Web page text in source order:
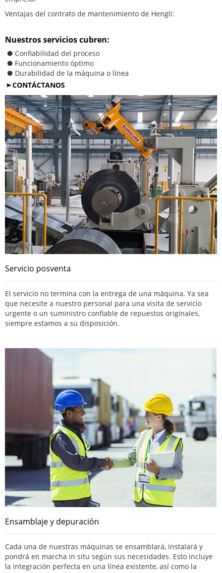
Ventajas del contrato de mantenimiento de Hengli:
Nuestros servicios cubren:
Confiabilidad del proceso
Funcionamiento óptimo
Durabilidad de la máquina o línea
CONTÁCTANOS
Servicio posventa
El servicio no termina con la entrega de una máquina. Ya sea
que necesite a nuestro personal para una visita de servicio
urgente o un suministro confiable de repuestos originales,
siempre estamos a su disposición.
Ensamblaje y depuración
Cada una de nuestras máquinas se ensamblará, instalará y
pondrá en marcha in situ según sus necesidades. Esto incluye
la integración perfecta en una línea existente, así como la